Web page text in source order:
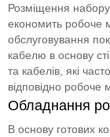
Розміщення набору
економить робоче
обслуговування
кабелю в основу
та кабелів, які
відповідно робоче
Обладнання
В основу готових